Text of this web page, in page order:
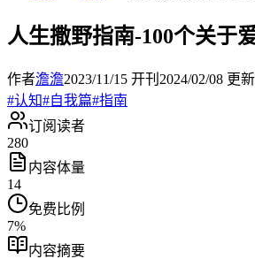
人生撒野指南-100个关于
作者澹澹2023/11/15 开刊 2024/02/08 更新
#认知#自我篇#指南
订阅读者
280
内容体量
14
免费比例
7%
内容摘要